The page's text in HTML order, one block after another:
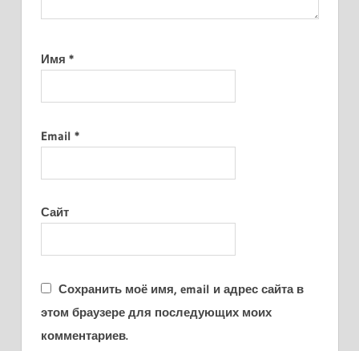
Имя *
Email *
Сайт
Сохранить моё имя, email и адрес сайта в
этом браузере для последующих моих
комментариев.